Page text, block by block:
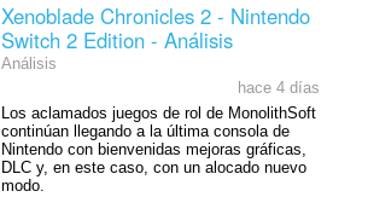
Xenoblade Chronicles 2 - Nintendo
Switch 2 Edition - Análisis
Análisis
hace 4 días
Los aclamados juegos de rol de MonolithSoft
continúan llegando a la última consola de
Nintendo con bienvenidas mejoras gráficas,
DLC y, en este caso, con un alocado nuevo
modo.